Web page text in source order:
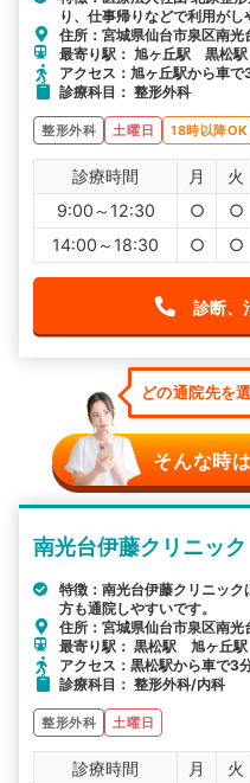
り、仕事帰りなどで利用がし
住所：宮城県仙台市泉区南
最寄り駅： 旭ヶ丘駅 黒松
アクセス：旭ヶ丘駅から車で
診療科目： 整形外科
整形外科 土曜日 18時以降OK
診療時間 月 火
9:00～12:30
○ ○
14:00～18:30
○ ○
診断、
どの通院先を
そんな時
南光台伊藤クリニック
特徴：南光台伊藤クリニッ
方も通院しやすいです。
住所：宮城県仙台市泉区南
最寄り駅： 黒松駅 旭ヶ丘
アクセス：黒松駅から車で3
診療科目： 整形外科/内科
整形外科 土曜日
診療時間 月 火